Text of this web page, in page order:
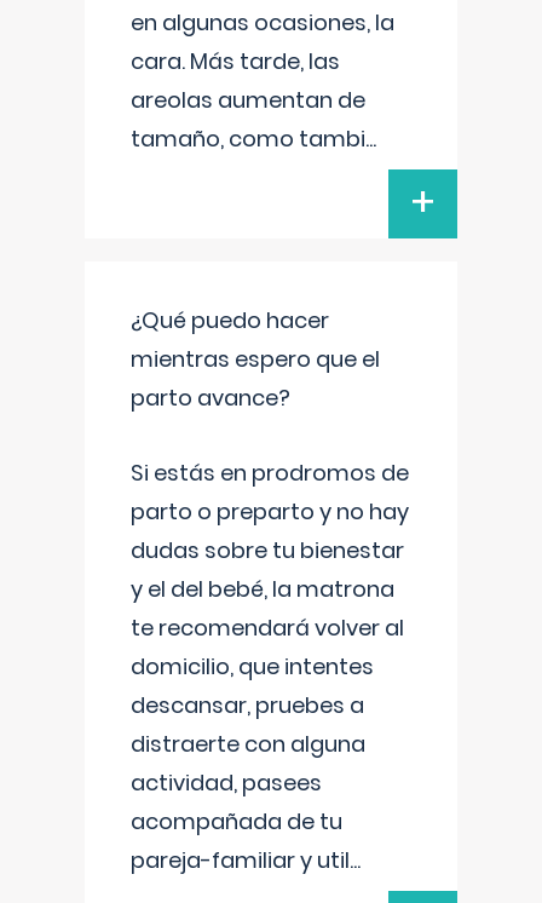
en algunas ocasiones, la
cara. Más tarde, las
areolas aumentan de
tamaño, como tambi...
+
¿Qué puedo hacer
mientras espero que el
parto avance?
Si estás en prodromos de
parto o preparto y no hay
dudas sobre tu bienestar
y el del bebé, la matrona
te recomendará volver al
domicilio, que intentes
descansar, pruebes a
distraerte con alguna
actividad, pasees
acompañada de tu
pareja-familiar y util...